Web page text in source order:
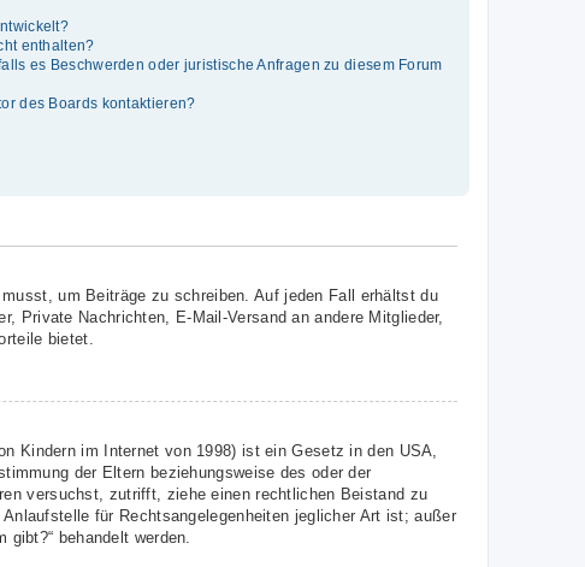
enthalten?
es Beschwerden oder juristische Anfragen zu diesem Forum
des Boards kontaktieren?
um Beiträge zu schreiben. Auf jeden Fall erhältst du
Private Nachrichten, E-Mail-Versand an andere Mitglieder,
bietet.
Kindern im Internet von 1998) ist ein Gesetz in den USA,
der Eltern beziehungsweise des oder der
versuchst, zutrifft, ziehe einen rechtlichen Beistand zu
für Rechtsangelegenheiten jeglicher Art ist; außer
behandelt werden.